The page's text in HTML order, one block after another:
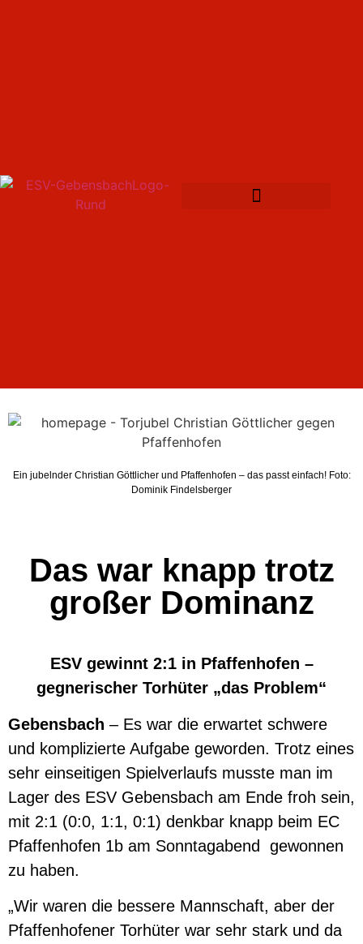
Ein jubelnder Christian Göttlicher und Pfaffenhofen – das passt einfach! Foto:
Dominik Findelsberger
Das war knapp trotz
großer Dominanz
ESV gewinnt 2:1 in Pfaffenhofen –
gegnerischer Torhüter „das Problem“
Gebensbach – Es war die erwartet schwere
und komplizierte Aufgabe geworden. Trotz eines
sehr einseitigen Spielverlaufs musste man im
Lager des ESV Gebensbach am Ende froh sein,
mit 2:1 (0:0, 1:1, 0:1) denkbar knapp beim EC
Pfaffenhofen 1b am Sonntagabend gewonnen
zu haben.
„Wir waren die bessere Mannschaft, aber der
Pfaffenhofener Torhüter war sehr stark und da